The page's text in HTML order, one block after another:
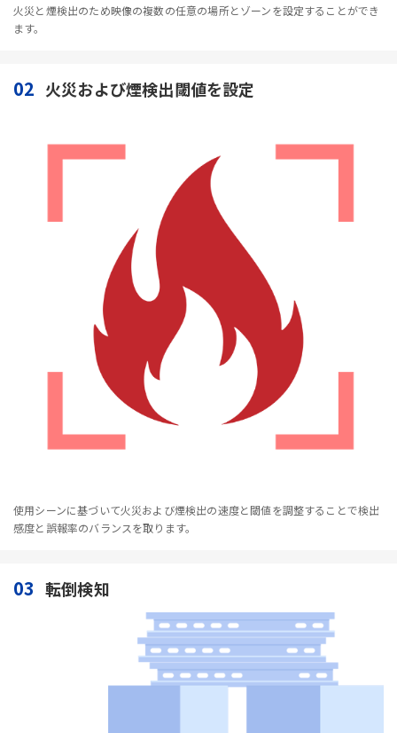
火災と煙検出のため映像の複数の任意の場所とゾーンを設定することができ
ます。
02 火災および煙検出閾値を設定
使用シーンに基づいて火災および煙検出の速度と閾値を調整することで検出
感度と誤報率のバランスを取ります。
03 転倒検知